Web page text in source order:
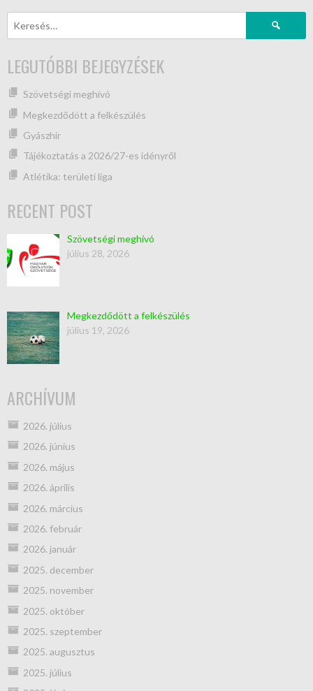
LEGUTÓBBI BEJEGYZÉSEK
Szövetségi meghívó
Megkezdődött a felkészülés
Gyászhír
Tájékoztatás a 2026/27-es idényről
Atlétika: területi liga
RECENT POST
Szövetségi meghívó
július 28, 2026
Megkezdődött a felkészülés
július 19, 2026
ARCHÍVUM
2026. július
2026. június
2026. május
2026. április
2026. március
2026. február
2026. január
2025. december
2025. november
2025. október
2025. szeptember
2025. augusztus
2025. július